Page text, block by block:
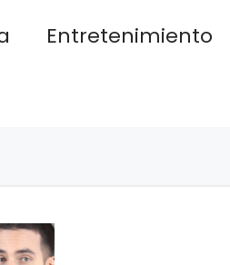
Entretenimiento